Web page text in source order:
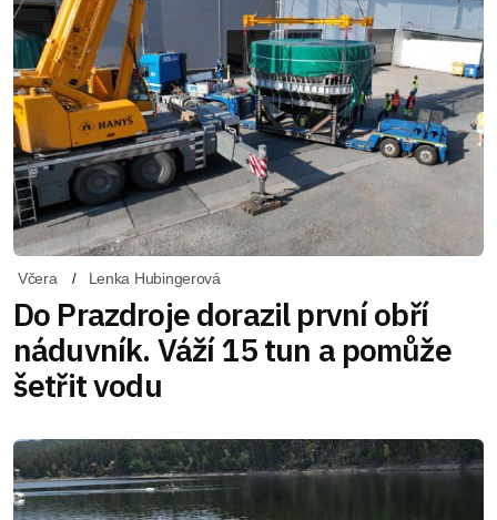
Včera Lenka Hubingerová
Do Prazdroje dorazil první obří
náduvník. Váží 15 tun a pomůže
šetřit vodu